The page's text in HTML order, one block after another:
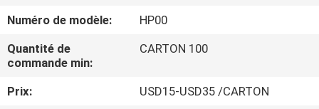
VISITE
Numéro de modèle:
HP00
Quantité de
commande min:
CARTON 100
Prix:
USD15-USD35 /CARTON